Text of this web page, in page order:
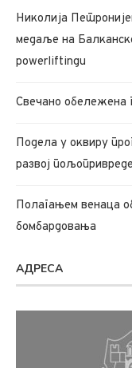
Николија
медаље на
powerliftingu
Свечано обележена
Подела у оквиру
развој пољопривреде
Полагањем венаца
бомбардовања
АДРЕСА